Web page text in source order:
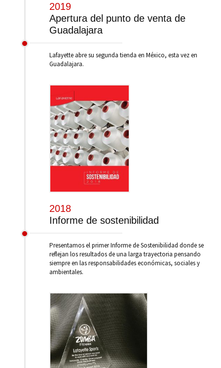
2019
Apertura del punto de venta de
Guadalajara
Lafayette abre su segunda tienda en México, esta vez en
Guadalajara.
2018
Informe de sostenibilidad
Presentamos el primer Informe de Sostenibilidad donde se
reflejan los resultados de una larga trayectoria pensando
siempre en las responsabilidades económicas, sociales y
ambientales.